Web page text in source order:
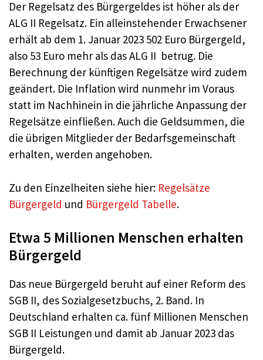
Der Regelsatz des Bürgergeldes ist höher als der
ALG II Regelsatz. Ein alleinstehender Erwachsener
erhält ab dem 1. Januar 2023 502 Euro Bürgergeld,
also 53 Euro mehr als das ALG II betrug. Die
Berechnung der künftigen Regelsätze wird zudem
geändert. Die Inflation wird nunmehr im Voraus
statt im Nachhinein in die jährliche Anpassung der
Regelsätze einfließen. Auch die Geldsummen, die
die übrigen Mitglieder der Bedarfsgemeinschaft
erhalten, werden angehoben.
Zu den Einzelheiten siehe hier: Regelsätze
Bürgergeld und Bürgergeld Tabelle.
Etwa 5 Millionen Menschen erhalten
Bürgergeld
Das neue Bürgergeld beruht auf einer Reform des
SGB II, des Sozialgesetzbuchs, 2. Band. In
Deutschland erhalten ca. fünf Millionen Menschen
SGB II Leistungen und damit ab Januar 2023 das
Bürgergeld.